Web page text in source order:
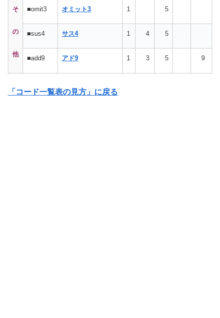
そ
の
他
■omit3 オミット3 1 5
■sus4 サス4 1 4 5
■add9 アド9 1 3 5 9
「コード一覧表の見方」に戻る